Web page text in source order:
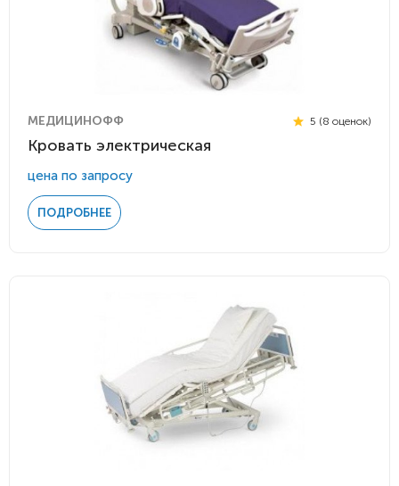
МЕДИЦИНОФФ 5 (8 оценок)
Кровать электрическая
цена по запросу
ПОДРОБНЕЕ